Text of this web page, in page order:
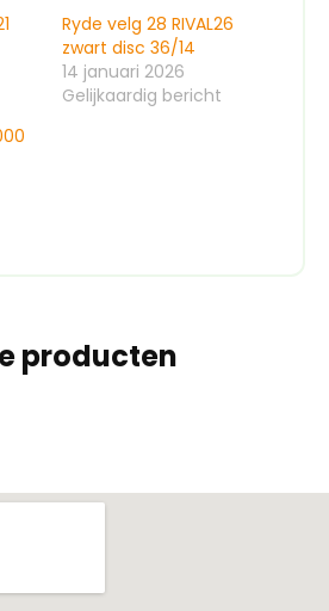
Ryde velg 28 RIVAL26
zwart disc 36/14
14 januari 2026
Gelijkaardig bericht
producten